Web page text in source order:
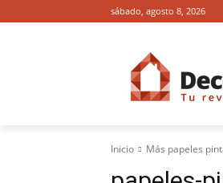
sábado, agosto 8, 2026
Inicio Más papeles